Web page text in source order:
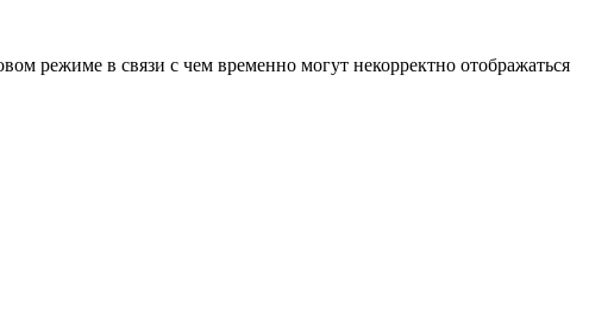
режиме в связи с чем временно могут некорректно отображаться